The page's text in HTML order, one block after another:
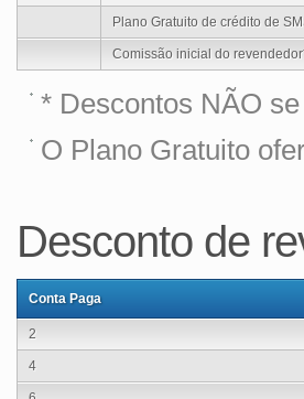
Plano Gratuito de crédito de
Comissão inicial do
* Descontos NÃO
O Plano Gratuito
Desconto de
Conta Paga
2
4